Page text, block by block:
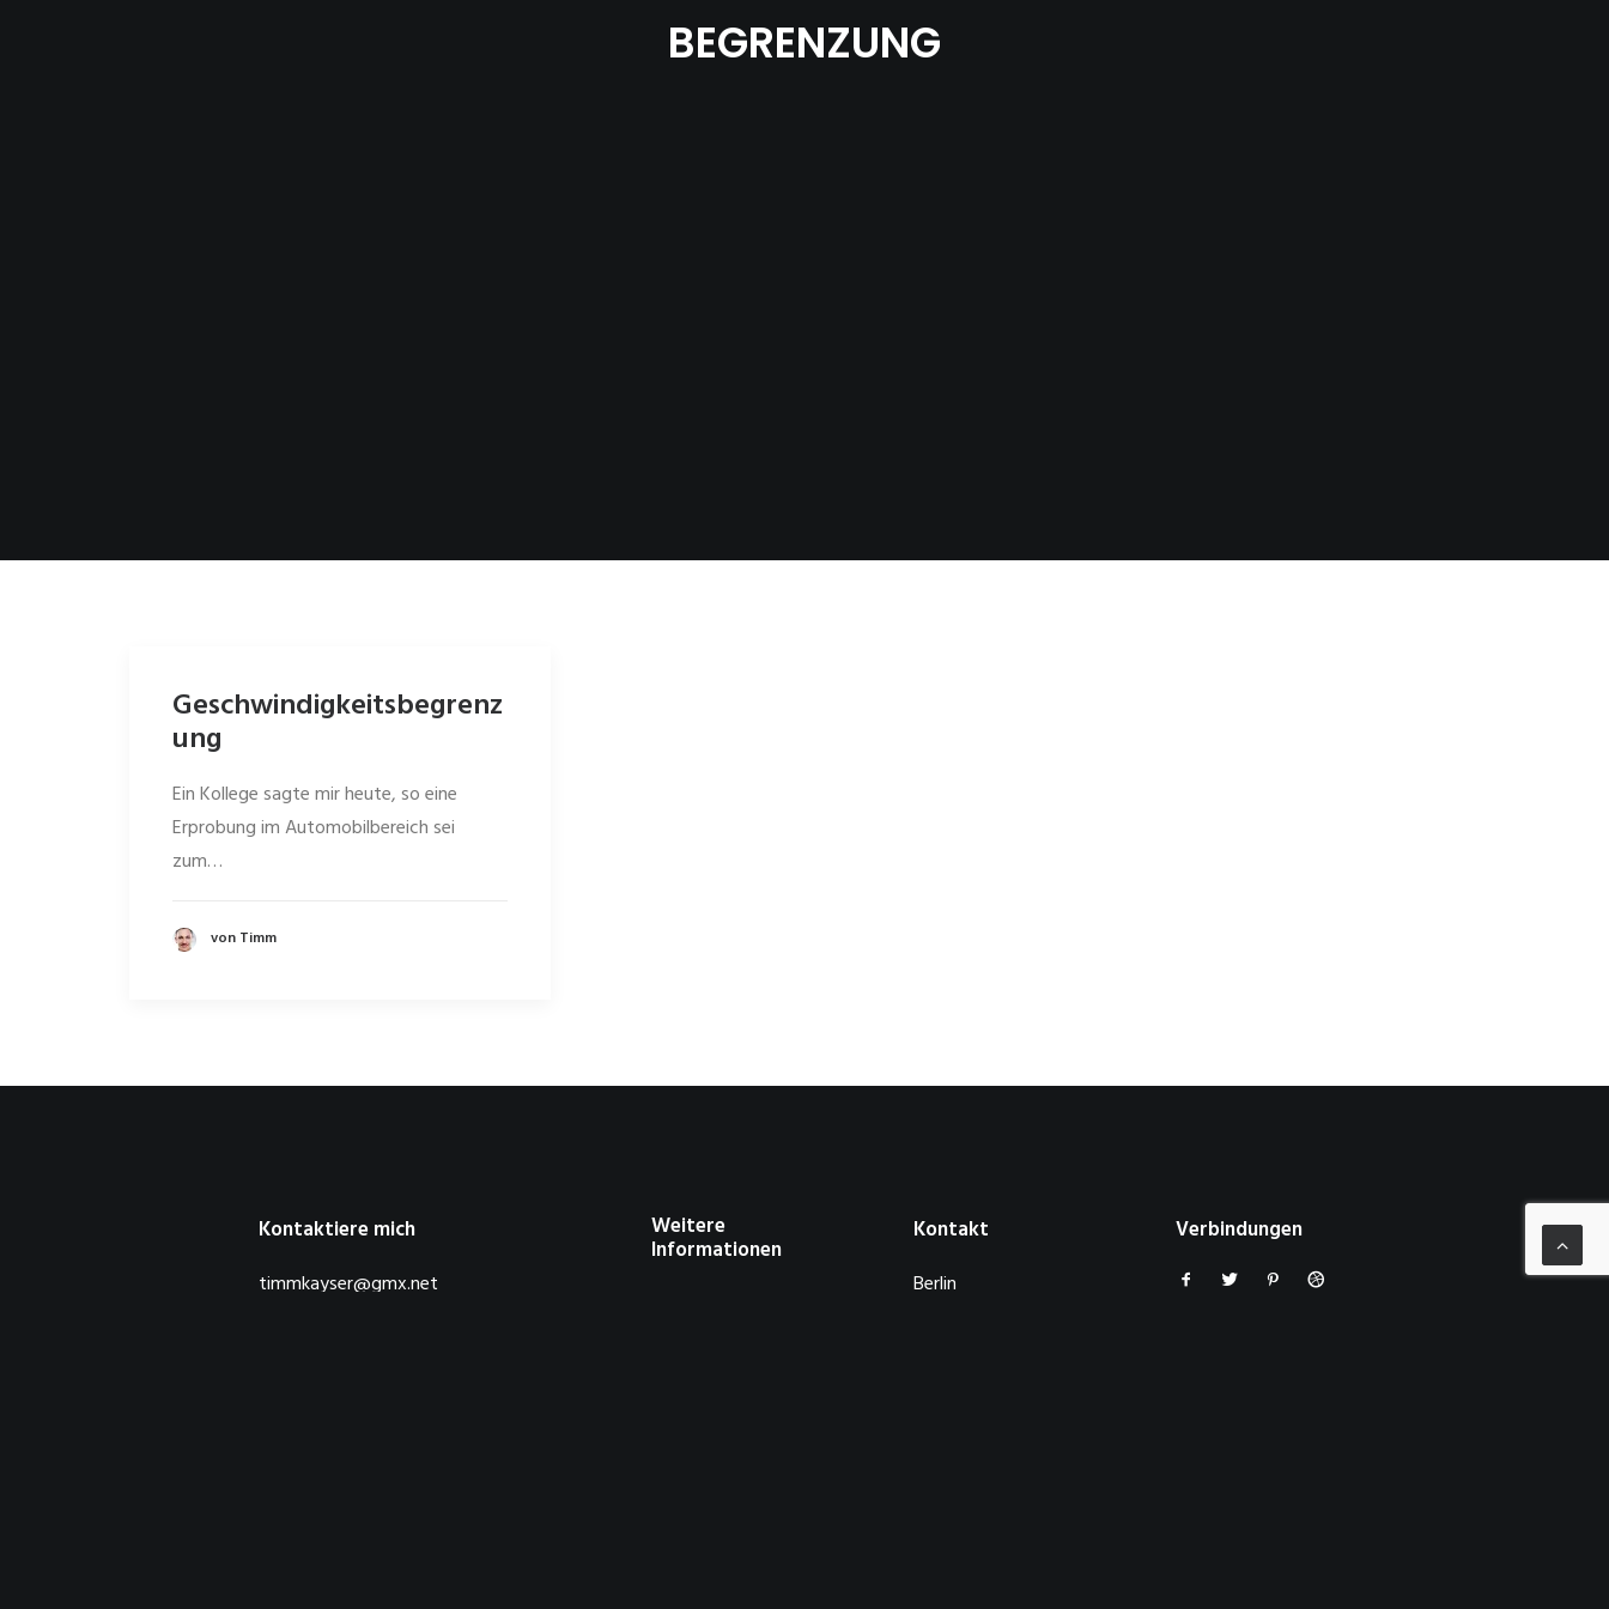
BEGRENZUNG
Geschwindigkeitsbegrenz
ung
Ein Kollege sagte mir heute, so eine
Erprobung im Automobilbereich sei
zum…
von Timm
Kontaktiere mich
timmkayser@gmx.net
Weitere
Informationen
Kontakt
Berlin
Verbindungen